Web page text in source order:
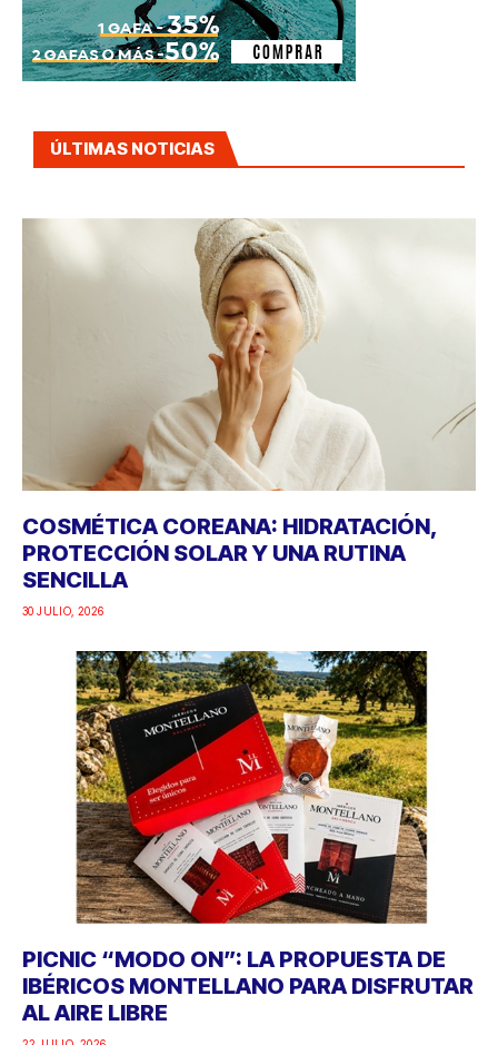
ÚLTIMAS NOTICIAS
COSMÉTICA COREANA: HIDRATACIÓN,
PROTECCIÓN SOLAR Y UNA RUTINA
SENCILLA
30 JULIO, 2026
PICNIC “MODO ON”: LA PROPUESTA DE
IBÉRICOS MONTELLANO PARA DISFRUTAR
AL AIRE LIBRE